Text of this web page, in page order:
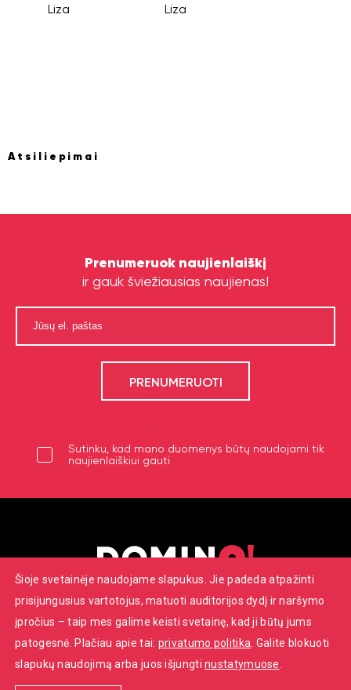
Liza Liza
Atsiliepimai
Prenumeruok naujienlaiškį
ir gauk šviežiausias naujienas!
Sutinku, kad mano duomenys būtų naudojami tik
naujienlaiškiui gauti
+370 652 22086
info@dominoteatras.lt
© 2026 ‚‚Domino‘‘ teatras. Visos teisės saugomos.
Šioje svetainėje naudojame slapukus. Jie padeda atpažinti
prisijungusius vartotojus, matuoti auditorijos dydį ir naršymo
įpročius – taip mes galime keisti svetainę, kad ji būtų jums
patogesnė. Plačiau apie tai: privatumo politika . Galite blokuoti
slapukų naudojimą arba juos išjungtinustatymuose